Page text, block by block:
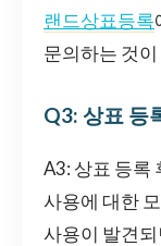
랜드상표등록
문의하는 것
Q3: 상표 등
A3: 상표 등록
사용에 대한
사용이 발견